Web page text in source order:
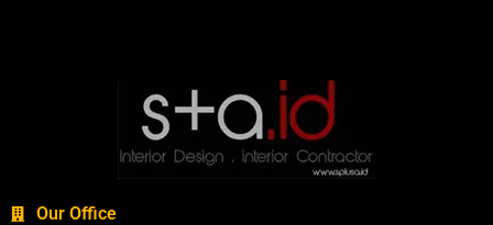
Our Office